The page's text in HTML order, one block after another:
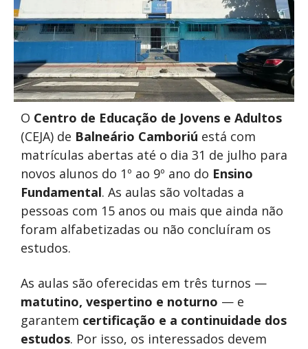
O Centro de Educação de Jovens e Adultos
(CEJA) de Balneário Camboriú está com
matrículas abertas até o dia 31 de julho para
novos alunos do 1º ao 9º ano do Ensino
Fundamental. As aulas são voltadas a
pessoas com 15 anos ou mais que ainda não
foram alfabetizadas ou não concluíram os
estudos.
As aulas são oferecidas em três turnos —
matutino, vespertino e noturno — e
garantem certificação e a continuidade dos
estudos. Por isso, os interessados devem